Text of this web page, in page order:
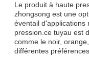
Le produit à haute
zhongsong est une
éventail d'applications
pression.ce tuyau est
comme le noir,
différentes